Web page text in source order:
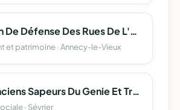
Association De Défense Des Rues De L'espérance Et Des Contamines (Adrec)
et patrimoine · Annecy-le-Vieux
Amicale Anciens Sapeurs Du Genie Et Transmissions
· Sévrier